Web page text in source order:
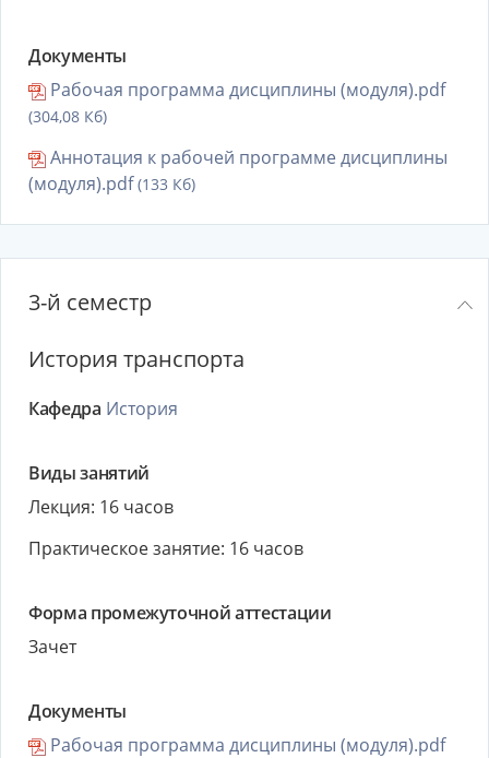
Документы
Рабочая программа дисциплины (модуля).pdf
(304,08 Кб)
Аннотация к рабочей программе дисциплины
(модуля).pdf(133 Кб)
3-й семестр
История транспорта
Кафедра История
Виды занятий
Лекция: 16 часов
Практическое занятие: 16 часов
Форма промежуточной аттестации
Зачет
Документы
Рабочая программа дисциплины (модуля).pdf